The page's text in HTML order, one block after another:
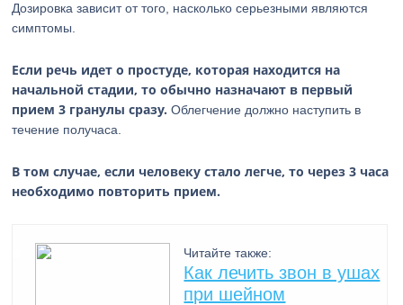
Дозировка зависит от того, насколько серьезными являются
симптомы.
Если речь идет о простуде, которая находится на
начальной стадии, то обычно назначают в первый
прием 3 гранулы сразу. Облегчение должно наступить в
течение получаса.
В том случае, если человеку стало легче, то через 3 часа
необходимо повторить прием.
Читайте также:
Как лечить звон в ушах
при шейном